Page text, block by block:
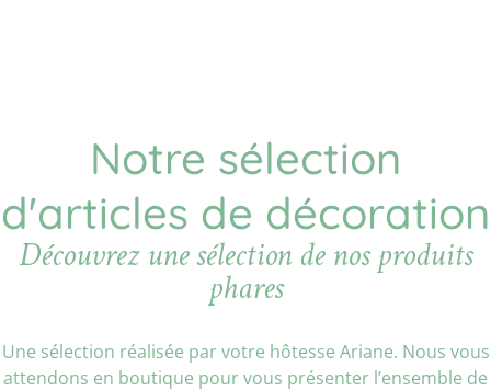
Notre sélection
d'articles de décoration
Découvrez une sélection de nos produits
phares
Une sélection réalisée par votre hôtesse Ariane. Nous vous
attendons en boutique pour vous présenter l’ensemble de